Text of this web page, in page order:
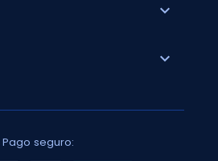
expand_more
expand_more
Pago seguro: